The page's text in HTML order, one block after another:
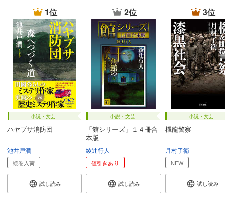
1位
小説・文芸
ハヤブサ消防団
池井戸潤
続巻入荷
試し読み
2位
小説・文芸
「館シリーズ」１４冊合
本版
綾辻行人
値引きあり
試し読み
3位
小説・文芸
機龍警察
月村了衛
NEW
試し読み